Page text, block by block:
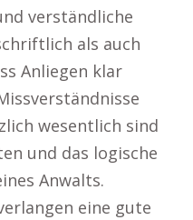
verständliche
als auch
Anliegen klar
wesentlich sind
und das logische
Anwalts.
eine gute